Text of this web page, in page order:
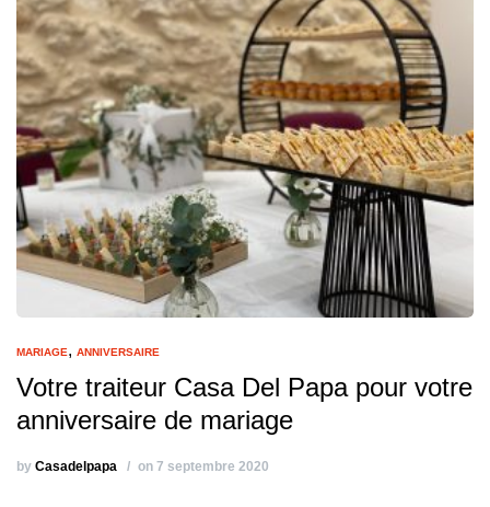
MARIAGE, ANNIVERSAIRE
Votre traiteur Casa Del Papa pour votre
anniversaire de mariage
by Casadelpapa on 7 septembre 2020